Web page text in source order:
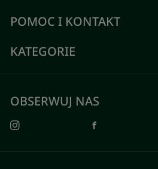
POMOC I KONTAKT
KATEGORIE
OBSERWUJ NAS